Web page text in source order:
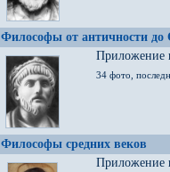
Философы от античности до
Приложение
34 фото,
Философы средних веков
Приложение